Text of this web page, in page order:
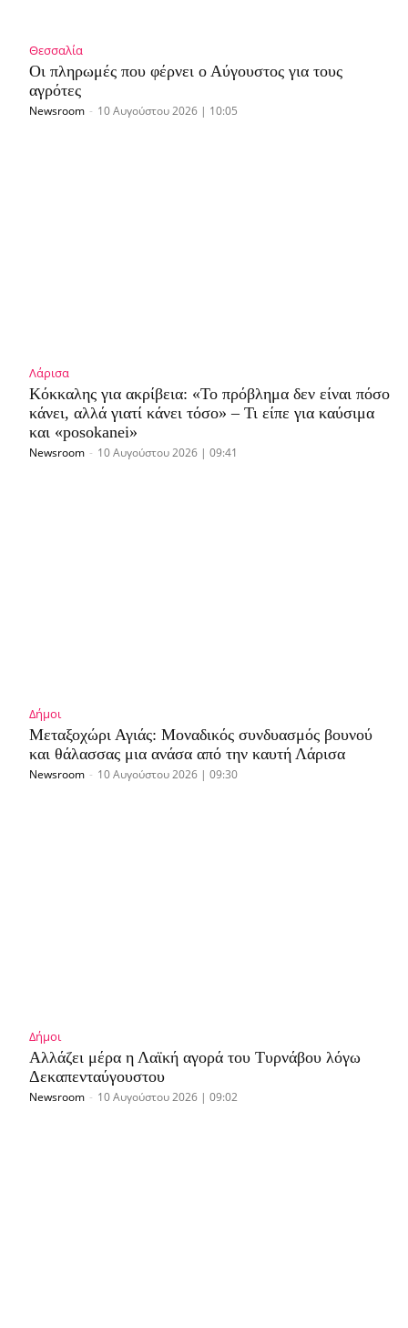
Θεσσαλία
Οι πληρωμές που φέρνει ο Αύγουστος για τους
αγρότες
Newsroom - 10 Αυγούστου 2026 | 10:05
Λάρισα
Κόκκαλης για ακρίβεια: «Το πρόβλημα δεν είναι πόσο
κάνει, αλλά γιατί κάνει τόσο» – Τι είπε για καύσιμα
και «posokanei»
Newsroom - 10 Αυγούστου 2026 | 09:41
Δήμοι
Μεταξοχώρι Αγιάς: Μοναδικός συνδυασμός βουνού
και θάλασσας μια ανάσα από την καυτή Λάρισα
Newsroom - 10 Αυγούστου 2026 | 09:30
Δήμοι
Αλλάζει μέρα η Λαϊκή αγορά του Τυρνάβου λόγω
Δεκαπενταύγουστου
Newsroom - 10 Αυγούστου 2026 | 09:02